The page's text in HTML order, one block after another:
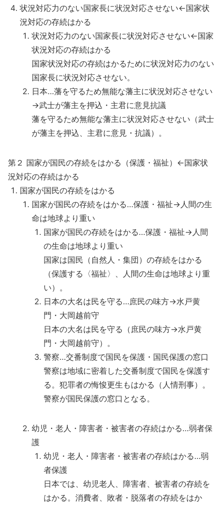
状況対応力のない国家長に状況対応させない←国家状
況対応の存続はかる
状況対応力のない国家長に状況対応させない←国家
状況対応の存続はかる
国家状況対応の存続はかるために状況対応力のない
国家長に状況対応させない。
日本…藩を守るため無能な藩主に状況対応させない
→武士が藩主を押込・主君に意見抗議
藩を守るため無能な藩主に状況対応させない（武士
が藩主を押込、主君に意見・抗議）。
第２ 国家が国民の存続をはかる（保護・福祉）←国家状
況対応の存続はかる
国家が国民の存続をはかる
国家が国民の存続をはかる…保護・福祉→人間の生
命は地球より重い
国家が国民の存続をはかる…保護・福祉→人間
の生命は地球より重い
国家は国民（自然人・集団）の存続をはかる
（保護する〈福祉〉、人間の生命は地球より重
い）。
日本の大名は民を守る…庶民の味方→水戸黄
門・大岡越前守
日本の大名は民を守る（庶民の味方→水戸黄
門・大岡越前守）。
警察…交番制度で国民を保護・国民保護の窓口
警察は地域に密着した交番制度で国民を保護す
る。犯罪者の悔悛更生もはかる（人情刑事）。
警察が国民保護の窓口となる。
幼児・老人・障害者・被害者の存続はかる…弱者保
護
幼児・老人・障害者・被害者の存続はかる…弱
者保護
日本では、幼児老人、障害者、被害者の存続を
はかる。消費者、敗者・脱落者の存続をはか